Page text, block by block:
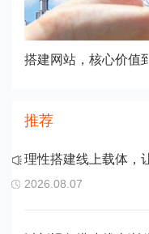
搭建网站，核心价值
推荐
理性搭建线上载体，
2026.08.07